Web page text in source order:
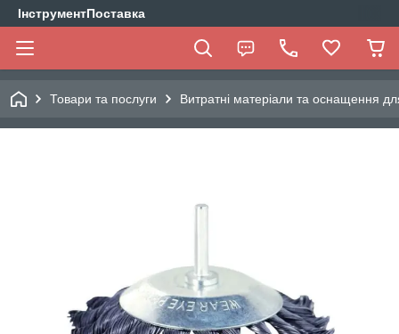
ІнструментПоставка
Товари та послуги Витратні матеріали та оснащення